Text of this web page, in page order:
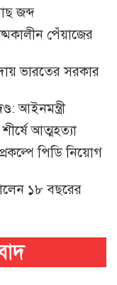
জব্দ
পেঁয়াজের
ভারতের সরকার
আইনমন্ত্রী
আত্মহত্যা
পিডি নিয়োগ
১৮ বছরের